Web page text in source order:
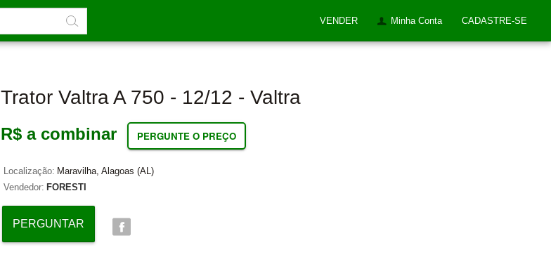
VENDER Minha Conta CADASTRE-SE
Trator Valtra A 750 - 12/12 - Valtra
R$ a combinar PERGUNTE O PREÇO
Localização: Maravilha, Alagoas (AL)
Vendedor: FORESTI
PERGUNTAR